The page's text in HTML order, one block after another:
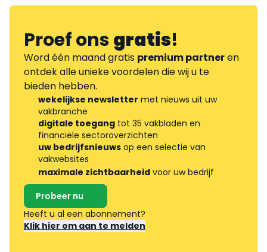
Proef onsgratis!
Word één maand gratis premium partneren
ontdek alle unieke voordelen die wij u te
bieden hebben.
wekelijkse newsletter met nieuws uit uw
vakbranche
digitale toegang tot 35 vakbladen en
financiële sectoroverzichten
uw bedrijfsnieuws op een selectie van
vakwebsites
maximale zichtbaarheid voor uw bedrijf
Probeer nu
Heeft u al een abonnement?
Klik hier om aan te melden